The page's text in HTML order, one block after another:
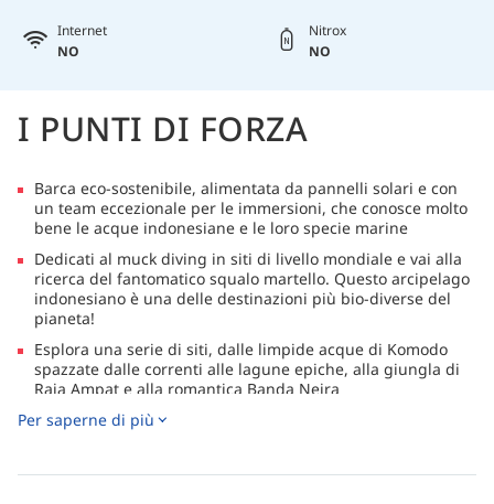
Internet
NO
Nitrox
NO
I PUNTI DI FORZA
Barca eco-sostenibile, alimentata da pannelli solari e con
un team eccezionale per le immersioni, che conosce molto
bene le acque indonesiane e le loro specie marine
Dedicati al muck diving in siti di livello mondiale e vai alla
ricerca del fantomatico squalo martello. Questo arcipelago
indonesiano è una delle destinazioni più bio-diverse del
pianeta!
Esplora una serie di siti, dalle limpide acque di Komodo
spazzate dalle correnti alle lagune epiche, alla giungla di
Raja Ampat e alla romantica Banda Neira
Dopo una giornata di immersioni, rifocillati con il pesce
Per saperne di più